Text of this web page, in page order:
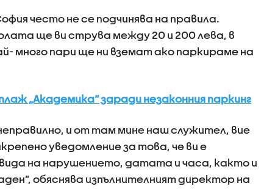
често не се подчинява на правила.
ще ви струва между 20 и 200 лева, в
много пари ще ни вземат ако паркираме на
„Академика“ заради незаконния паркинг
и от там мине наш служител, вие
уведомление за това, че ви е
на нарушението, датата и часа, както и
обяснява изпълнителният директор на